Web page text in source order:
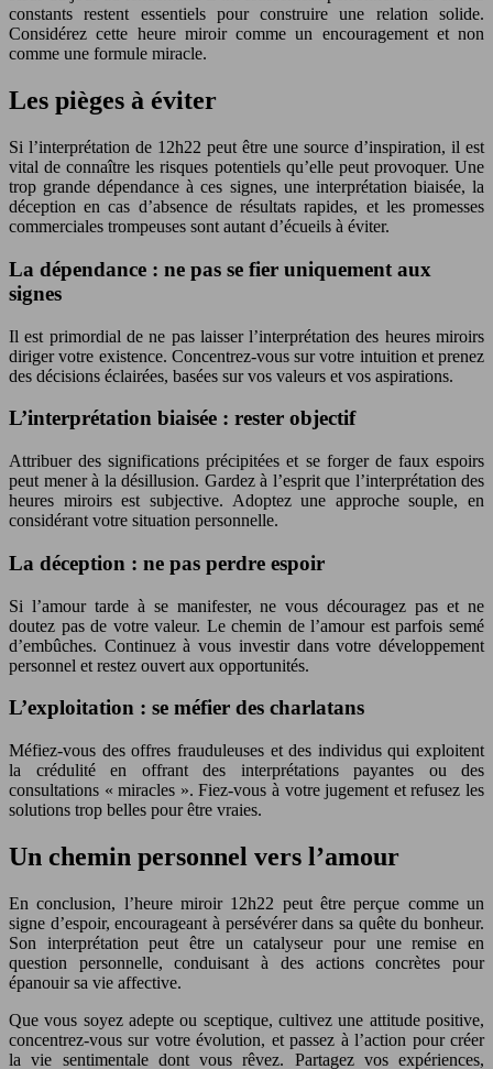
constants restent essentiels pour construire une relation solide.
Considérez cette heure miroir comme un encouragement et non
comme une formule miracle.
Les pièges à éviter
Si l’interprétation de 12h22 peut être une source d’inspiration, il est
vital de connaître les risques potentiels qu’elle peut provoquer. Une
trop grande dépendance à ces signes, une interprétation biaisée, la
déception en cas d’absence de résultats rapides, et les promesses
commerciales trompeuses sont autant d’écueils à éviter.
La dépendance : ne pas se fier uniquement aux
signes
Il est primordial de ne pas laisser l’interprétation des heures miroirs
diriger votre existence. Concentrez-vous sur votre intuition et prenez
des décisions éclairées, basées sur vos valeurs et vos aspirations.
L’interprétation biaisée : rester objectif
Attribuer des significations précipitées et se forger de faux espoirs
peut mener à la désillusion. Gardez à l’esprit que l’interprétation des
heures miroirs est subjective. Adoptez une approche souple, en
considérant votre situation personnelle.
La déception : ne pas perdre espoir
Si l’amour tarde à se manifester, ne vous découragez pas et ne
doutez pas de votre valeur. Le chemin de l’amour est parfois semé
d’embûches. Continuez à vous investir dans votre développement
personnel et restez ouvert aux opportunités.
L’exploitation : se méfier des charlatans
Méfiez-vous des offres frauduleuses et des individus qui exploitent
la crédulité en offrant des interprétations payantes ou des
consultations « miracles ». Fiez-vous à votre jugement et refusez les
solutions trop belles pour être vraies.
Un chemin personnel vers l’amour
En conclusion, l’heure miroir 12h22 peut être perçue comme un
signe d’espoir, encourageant à persévérer dans sa quête du bonheur.
Son interprétation peut être un catalyseur pour une remise en
question personnelle, conduisant à des actions concrètes pour
épanouir sa vie affective.
Que vous soyez adepte ou sceptique, cultivez une attitude positive,
concentrez-vous sur votre évolution, et passez à l’action pour créer
la vie sentimentale dont vous rêvez. Partagez vos expériences,